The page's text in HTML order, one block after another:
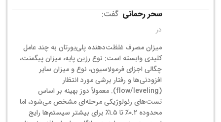
سحر رحمانی گفت:
در
میزان مصرف غلظت‌دهنده پلی‌یورتان به چند عامل
کلیدی وابسته است: نوع رزین پایه، میزان پیگمنت،
چگالی اجزای فرمولاسیون، نوع و میزان سایر
افزودنی‌ها و رفتار برشی مورد انتظار
(flow/leveling). معمولاً دوز بهینه بر اساس
تست‌های رئولوژیکی مرحله‌ای مشخص می‌شود، اما
محدوده ۰.۲٪ تا ۱.۵٪ برای بیشتر سیستم‌ها رایج